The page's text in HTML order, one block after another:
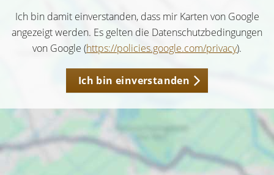
Ich bin damit einverstanden, dass mir Karten von Google
angezeigt werden. Es gelten die Datenschutzbedingungen
von Google (https://policies.google.com/privacy).
Ich bin einverstanden